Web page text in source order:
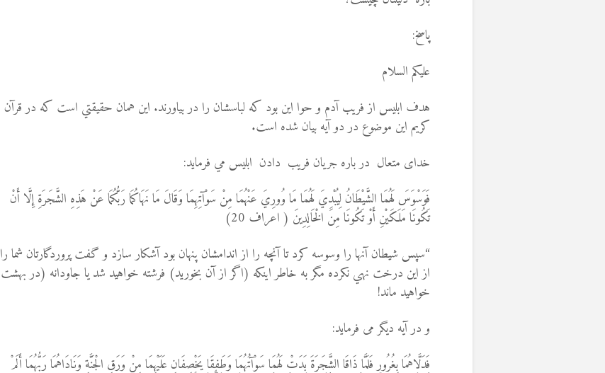
پاسخ:
علیکم السلام
هدف ابلیس از فریب آدم و حوا این بود که لباسشان را در بیاورند. اين همان حقيقتي است كه در قرآن
کریم این موضوع در دو آیه بيان شده است.
خدای متعال در باره جريان فریب دادن ابليس مي فرمايد:
فَوَسْوَسَ لَهُمَا الشَّيْطَانُ لِيُبْدِيَ لَهُمَا مَا وُورِيَ عَنْهُمَا مِنْ سَوْآتِهِمَا وَقَالَ مَا نَهَاكُمَا رَبُّكُمَا عَنْ هَذِهِ الشَّجَرَةِ إِلَّا أَنْ
تَكُونَا مَلَكَيْنِ أَوْ تَكُونَا مِنَ الْخَالِدِينَ ( اعراف 20)
“سپس شيطان آنها را وسوسه كرد تا آنچه را از اندامشان پنهان بود آشكار سازد و گفت پروردگارتان شما را
از اين درخت نهي نكرده مگر به خاطر اينكه (اگر از آن بخوريد) فرشته خواهيد شد يا جاودانه (در بهشت
خواهيد ماند!
و در آیه دیگر می فرماید:
فَدَلَّاهُمَا بِغُرُورٍ فَلَمَّا ذَاقَا الشَّجَرَةَ بَدَتْ لَهُمَا سَوْآتُهُمَا وَطَفِقَا يَخْصِفَانِ عَلَيْهِمَا مِنْ وَرَقِ الْجَنَّةِ وَنَادَاهُمَا رَبُّهُمَا أَلَمْ